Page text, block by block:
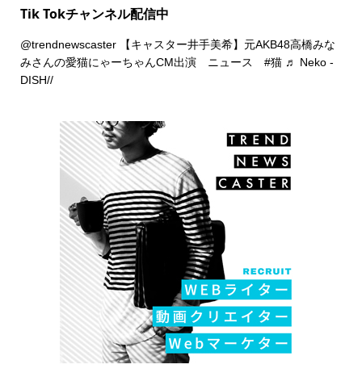
Tik Tokチャンネル配信中
@trendnewscaster【キャスター井手美希】元AKB48高橋みな
みさんの愛猫にゃーちゃんCM出演 ニュース #猫 ♬ Neko -
DISH//